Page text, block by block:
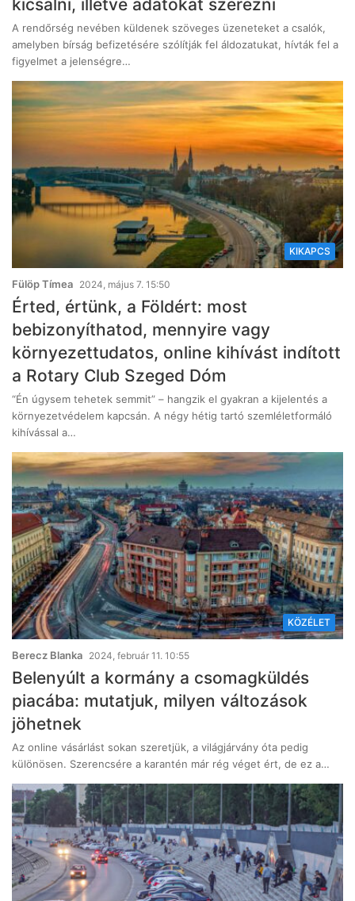
kicsalni, illetve adatokat szerezni
A rendőrség nevében küldenek szöveges üzeneteket a csalók,
amelyben bírság befizetésére szólítják fel áldozatukat, hívták fel a
figyelmet a jelenségre…
KIKAPCS
Fülöp Tímea 2024, május 7. 15:50
Érted, értünk, a Földért: most
bebizonyíthatod, mennyire vagy
környezettudatos, online kihívást indított
a Rotary Club Szeged Dóm
“Én úgysem tehetek semmit” – hangzik el gyakran a kijelentés a
környezetvédelem kapcsán. A négy hétig tartó szemléletformáló
kihívással a…
KÖZÉLET
Berecz Blanka 2024, február 11. 10:55
Belenyúlt a kormány a csomagküldés
piacába: mutatjuk, milyen változások
jöhetnek
Az online vásárlást sokan szeretjük, a világjárvány óta pedig
különösen. Szerencsére a karantén már rég véget ért, de ez a…